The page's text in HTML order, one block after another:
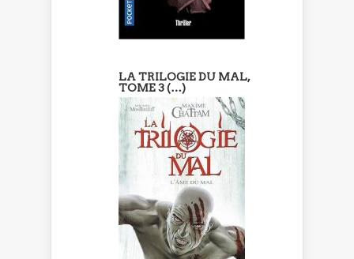
LA TRILOGIE DU MAL,
TOME 3 (…)